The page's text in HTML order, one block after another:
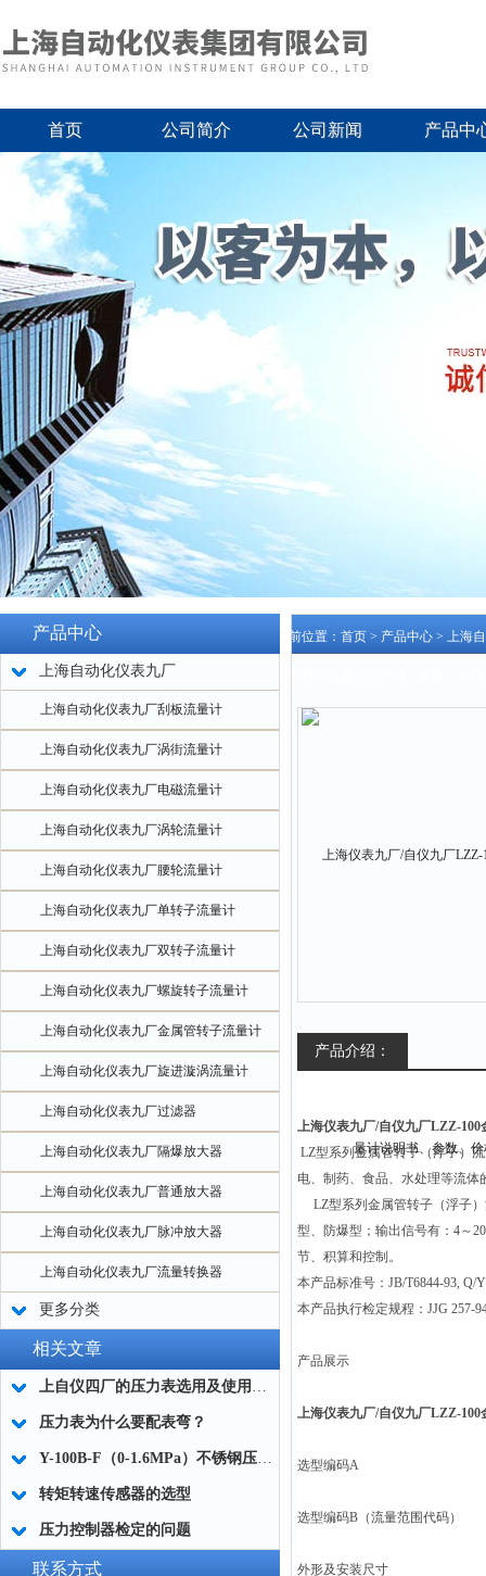
首页 公司简介 公司新闻 产品中
产品中心
上海自动化仪表九厂
上海自动化仪表九厂刮板流量计
上海自动化仪表九厂涡街流量计
上海自动化仪表九厂电磁流量计
上海自动化仪表九厂涡轮流量计
上海自动化仪表九厂腰轮流量计
上海自动化仪表九厂单转子流量计
上海自动化仪表九厂双转子流量计
上海自动化仪表九厂螺旋转子流量计
上海自动化仪表九厂金属管转子流量计
上海自动化仪表九厂旋进漩涡流量计
上海自动化仪表九厂过滤器
上海自动化仪表九厂隔爆放大器
上海自动化仪表九厂普通放大器
上海自动化仪表九厂脉冲放大器
上海自动化仪表九厂流量转换器
更多分类
相关文章
上自仪四厂的压力表选用及使用中的留意事项
压力表为什么要配表弯？
Y-100B-F（0-1.6MPa）不锈钢压力表工作原理
转矩转速传感器的选型
压力控制器检定的问题
联系方式
当前位置： 首页 > 产品中心 > 上海
产品介绍：
上海仪表九厂/自仪九厂LZZ-100
LZ型系列金属管转子（浮子）
电、制药、食品、水处理等流体
LZ型系列金属管转子（浮子
型、防爆型；输出信号有：4～
节、积算和控制。
本产品标准号：JB/T6844-93, Q/
本产品执行检定规程：JJG 257-
产品展示
上海仪表九厂/自仪九厂LZZ-100
选型编码A
选型编码B（流量范围代码）
外形及安装尺寸